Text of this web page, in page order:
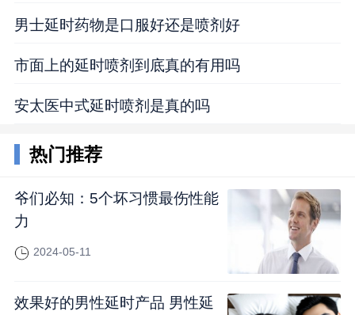
男士延时药物是口服好还是喷剂好
市面上的延时喷剂到底真的有用吗
安太医中式延时喷剂是真的吗
热门推荐
爷们必知：5个坏习惯最伤性能
力
2024-05-11
效果好的男性延时产品 男性延